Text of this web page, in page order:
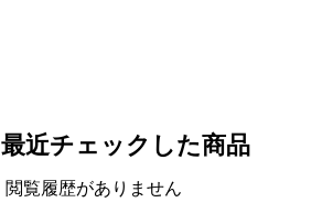
最近チェックした商品
閲覧履歴がありません